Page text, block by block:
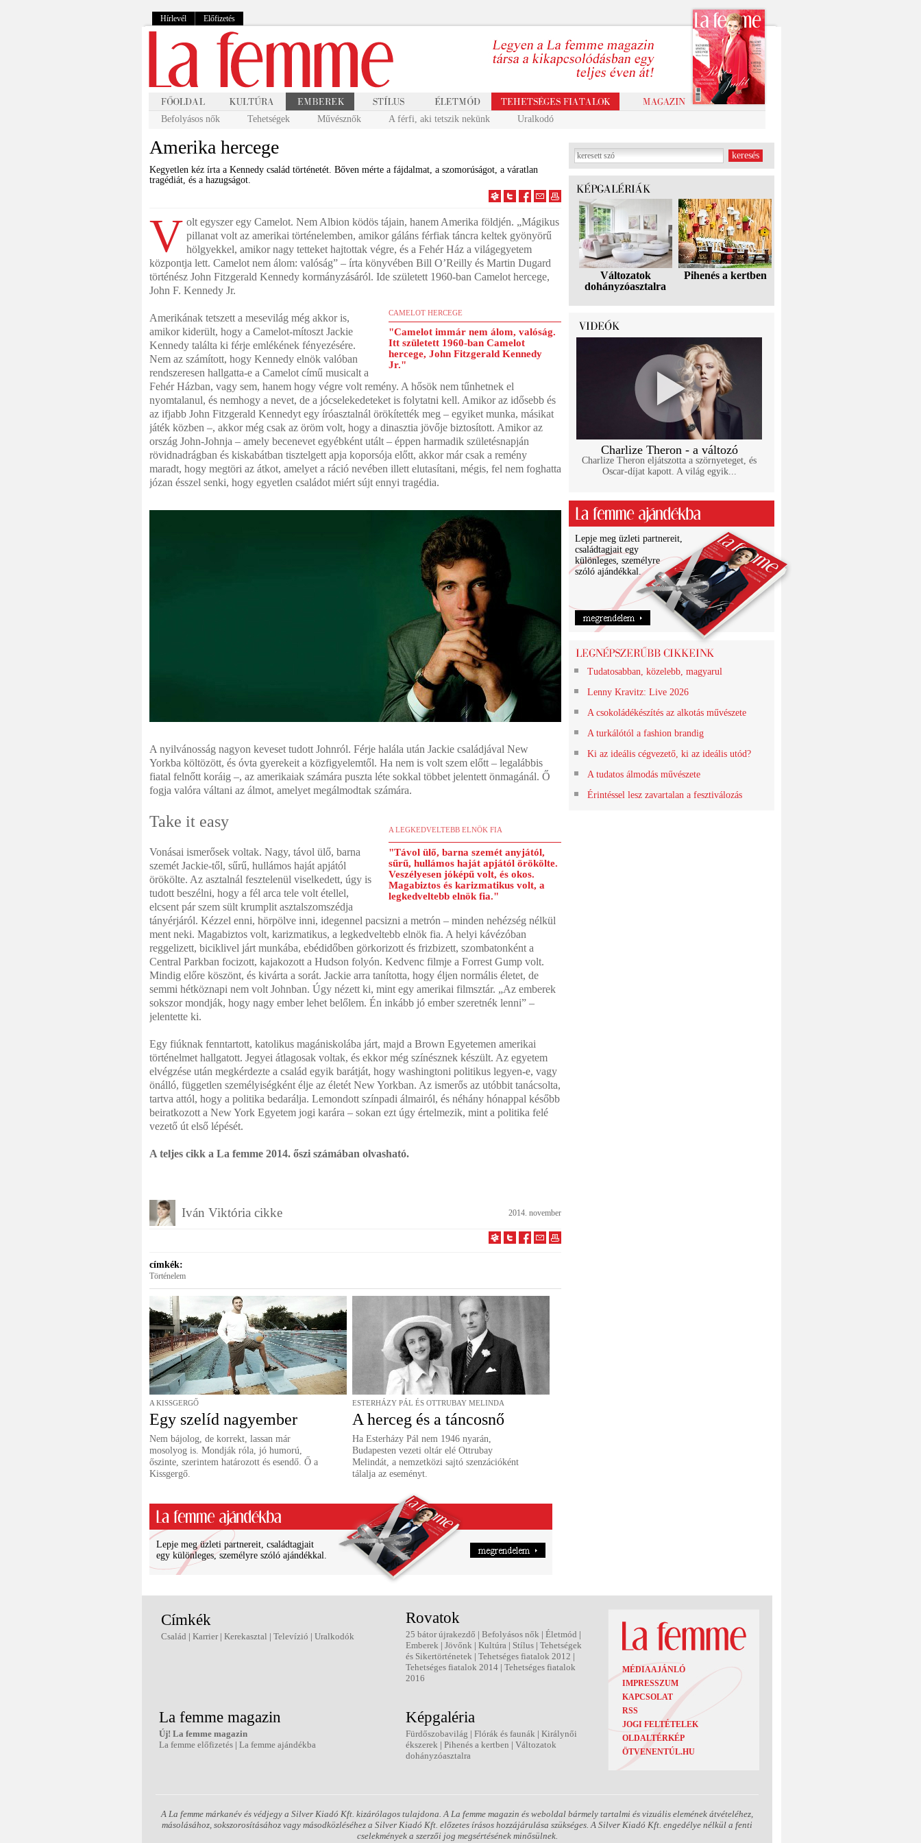
Hírlevél Előfizetés
Befolyásos nők Tehetségek Művésznők A férfi, aki tetszik nekünk Uralkodó
Amerika hercege
Kegyetlen kéz írta a Kennedy család történetét. Bőven mérte a fájdalmat, a szomorúságot, a váratlan
tragédiát, és a hazugságot.
V olt egyszer egy Camelot. Nem Albion ködös tájain, hanem Amerika földjén. „Mágikus
pillanat volt az amerikai történelemben, amikor gáláns férfiak táncra keltek gyönyörű
hölgyekkel, amikor nagy tetteket hajtottak végre, és a Fehér Ház a világegyetem
központja lett. Camelot nem álom: valóság” – írta könyvében Bill O’Reilly és Martin Dugard
történész John Fitzgerald Kennedy kormányzásáról. Ide született 1960-ban Camelot hercege,
John F. Kennedy Jr.
CAMELOT HERCEGE
"Camelot immár nem álom, valóság.
Itt született 1960-ban Camelot
hercege, John Fitzgerald Kennedy
Jr."
Amerikának tetszett a mesevilág még akkor is,
amikor kiderült, hogy a Camelot-mítoszt Jackie
Kennedy találta ki férje emlékének fényezésére.
Nem az számított, hogy Kennedy elnök valóban
rendszeresen hallgatta-e a Camelot című musicalt a
Fehér Házban, vagy sem, hanem hogy végre volt remény. A hősök nem tűnhetnek el
nyomtalanul, és nemhogy a nevet, de a jócselekedeteket is folytatni kell. Amikor az idősebb és
az ifjabb John Fitzgerald Kennedyt egy íróasztalnál örökítették meg – egyiket munka, másikat
játék közben –, akkor még csak az öröm volt, hogy a dinasztia jövője biztosított. Amikor az
ország John-Johnja – amely becenevet egyébként utált – éppen harmadik születésnapján
rövidnadrágban és kiskabátban tisztelgett apja koporsója előtt, akkor már csak a remény
maradt, hogy megtöri az átkot, amelyet a ráció nevében illett elutasítani, mégis, fel nem foghatta
józan ésszel senki, hogy egyetlen családot miért sújt ennyi tragédia.
A nyilvánosság nagyon keveset tudott Johnról. Férje halála után Jackie családjával New
Yorkba költözött, és óvta gyerekeit a közfigyelemtől. Ha nem is volt szem előtt – legalábbis
fiatal felnőtt koráig –, az amerikaiak számára puszta léte sokkal többet jelentett önmagánál. Ő
fogja valóra váltani az álmot, amelyet megálmodtak számára.
Take it easy A LEGKEDVELTEBB ELNÖK FIA
"Távol ülő, barna szemét anyjától,
sűrű, hullámos haját apjától örökölte.
Veszélyesen jóképű volt, és okos.
Magabiztos és karizmatikus volt, a
legkedveltebb elnök fia."
Vonásai ismerősek voltak. Nagy, távol ülő, barna
szemét Jackie-től, sűrű, hullámos haját apjától
örökölte. Az asztalnál fesztelenül viselkedett, úgy is
tudott beszélni, hogy a fél arca tele volt étellel,
elcsent pár szem sült krumplit asztalszomszédja
tányérjáról. Kézzel enni, hörpölve inni, idegennel pacsizni a metrón – minden nehézség nélkül
ment neki. Magabiztos volt, karizmatikus, a legkedveltebb elnök fia. A helyi kávézóban
reggelizett, biciklivel járt munkába, ebédidőben görkorizott és frizbizett, szombatonként a
Central Parkban focizott, kajakozott a Hudson folyón. Kedvenc filmje a Forrest Gump volt.
Mindig előre köszönt, és kivárta a sorát. Jackie arra tanította, hogy éljen normális életet, de
semmi hétköznapi nem volt Johnban. Úgy nézett ki, mint egy amerikai filmsztár. „Az emberek
sokszor mondják, hogy nagy ember lehet belőlem. Én inkább jó ember szeretnék lenni” –
jelentette ki.
Egy fiúknak fenntartott, katolikus magániskolába járt, majd a Brown Egyetemen amerikai
történelmet hallgatott. Jegyei átlagosak voltak, és ekkor még színésznek készült. Az egyetem
elvégzése után megkérdezte a család egyik barátját, hogy washingtoni politikus legyen-e, vagy
önálló, független személyiségként élje az életét New Yorkban. Az ismerős az utóbbit tanácsolta,
tartva attól, hogy a politika bedarálja. Lemondott színpadi álmairól, és néhány hónappal később
beiratkozott a New York Egyetem jogi karára – sokan ezt úgy értelmezik, mint a politika felé
vezető út első lépését.
A teljes cikk a La femme 2014. őszi számában olvasható.
Iván Viktória cikke 2014. november
címkék:
Történelem
A KISSGERGŐ
Egy szelíd nagyember
Nem bájolog, de korrekt, lassan már
mosolyog is. Mondják róla, jó humorú,
őszinte, szerintem határozott és esendő. Ő a
Kissgergő.
ESTERHÁZY PÁL ÉS OTTRUBAY MELINDA
A herceg és a táncosnő
Ha Esterházy Pál nem 1946 nyarán,
Budapesten vezeti oltár elé Ottrubay
Melindát, a nemzetközi sajtó szenzációként
tálalja az eseményt.
Lepje meg üzleti partnereit, családtagjait
egy különleges, személyre szóló ajándékkal.
Változatok
dohányzóasztalra
Pihenés a kertben
Charlize Theron - a változó
Charlize Theron eljátszotta a szörnyeteget, és
Oscar-díjat kapott. A világ egyik...
Lepje meg üzleti partnereit,
családtagjait egy
különleges, személyre
szóló ajándékkal.
Tudatosabban, közelebb, magyarul
Lenny Kravitz: Live 2026
A csokoládékészítés az alkotás művészete
A turkálótól a fashion brandig
Ki az ideális cégvezető, ki az ideális utód?
A tudatos álmodás művészete
Érintéssel lesz zavartalan a fesztiválozás
Címkék
Család | Karrier| Kerekasztal | Televízió | Uralkodók
Rovatok
25 bátor újrakezdő | Befolyásos nők | Életmód |
Emberek | Jövőnk | Kultúra | Stílus | Tehetségek
és Sikertörténetek | Tehetséges fiatalok 2012 |
Tehetséges fiatalok 2014 | Tehetséges fiatalok
2016
MÉDIAAJÁNLÓ
IMPRESSZUM
KAPCSOLAT
RSS
JOGI FELTÉTELEK
OLDALTÉRKÉP
ÖTVENENTÚL.HU
La femme magazin
Új! La femme magazin
La femme előfizetés | La femme ajándékba
Képgaléria
Fürdőszobavilág | Flórák és faunák | Királynői
ékszerek | Pihenés a kertben | Változatok
dohányzóasztalra
A La femme márkanév és védjegy a Silver Kiadó Kft. kizárólagos tulajdona. A La femme magazin és weboldal bármely tartalmi és vizuális elemének átvételéhez,
másolásához, sokszorosításához vagy másodközléséhez a Silver Kiadó Kft. előzetes írásos hozzájárulása szükséges. A Silver Kiadó Kft. engedélye nélkül a fenti
cselekmények a szerzői jog megsértésének minősülnek.